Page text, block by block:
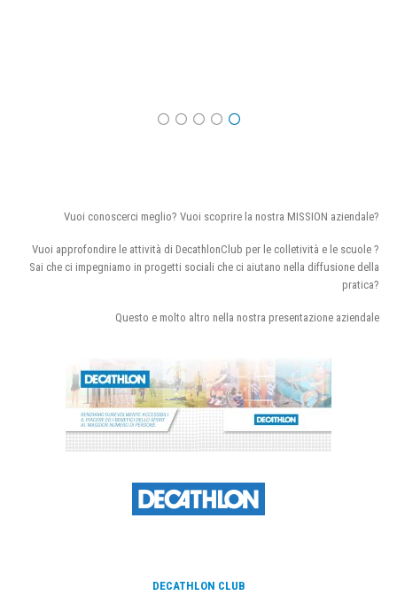
Vuoi conoscerci meglio? Vuoi scoprire la nostra MISSION aziendale?
Vuoi approfondire le attività di DecathlonClub per le colletività e le scuole ?
Sai che ci impegniamo in progetti sociali che ci aiutano nella diffusione della
pratica?
Questo e molto altro nella nostra presentazione aziendale
DECATHLON CLUB